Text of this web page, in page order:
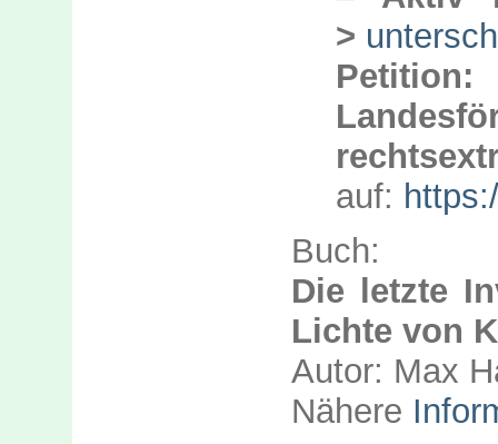
>
auf:
Buch:
Die letzte
Lichte von
Autor: Max
Nähere